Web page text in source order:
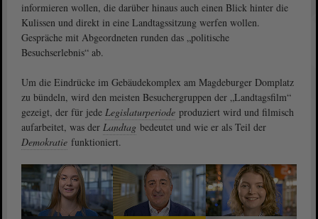
informieren wollen, die darüber hinaus auch einen Blick hinter die
Kulissen und direkt in eine Landtagssitzung werfen wollen.
Gespräche mit Abgeordneten runden das „politische
Besuchserlebnis“ ab.
Um die Eindrücke im Gebäudekomplex am Magdeburger Domplatz
zu bündeln, wird den meisten Besuchergruppen der „Landtagsfilm“
gezeigt, der für jede Legislaturperiode produziert wird und filmisch
aufarbeitet, was der Landtag bedeutet und wie er als Teil der
Demokratie funktioniert.